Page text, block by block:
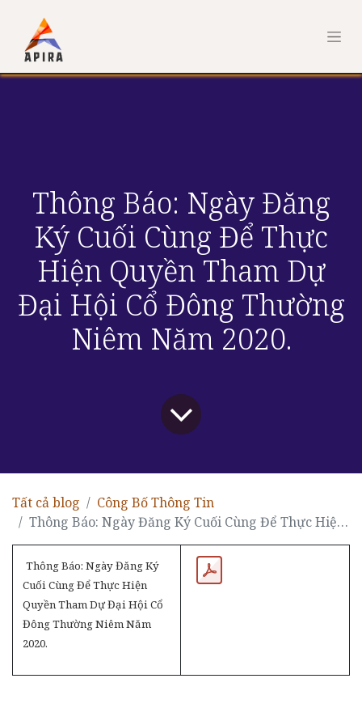
Thông Báo: Ngày Đăng
Ký Cuối Cùng Để Thực
Hiện Quyền Tham Dự
Đại Hội Cổ Đông Thường
Niêm Năm 2020.
Tất cả blog
Công Bố Thông Tin
Thông Báo: Ngày Đăng Ký Cuối Cùng Để Thực Hiện Quyền Tham Dự Đại Hội Cổ Đông Thường Niêm Năm 2020.
Thông Báo: Ngày Đăng Ký
Cuối Cùng Để Thực Hiện
Quyền Tham Dự Đại Hội Cổ
Đông Thường Niêm Năm
2020.